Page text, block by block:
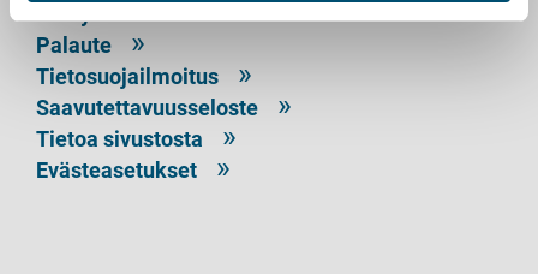
Yhteystiedot
Palaute
Tietosuojailmoitus
Saavutettavuusseloste
Tietoa sivustosta
Evästeasetukset